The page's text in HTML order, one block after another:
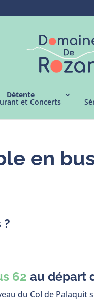
Détente
et Concerts
en
62 au départ
du Col de Palaquit